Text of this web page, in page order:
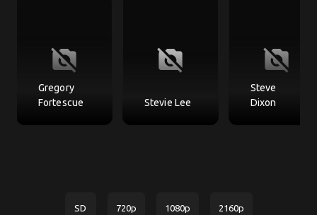
no_photography
Gregory
Fortescue
no_photography
Stevie Lee
no_photography
Steve
Dixon
SD 720p 1080p 2160p